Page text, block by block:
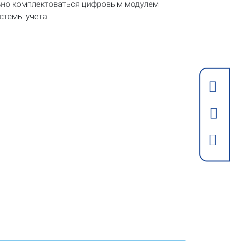
комплектоваться цифровым модулем
учета.